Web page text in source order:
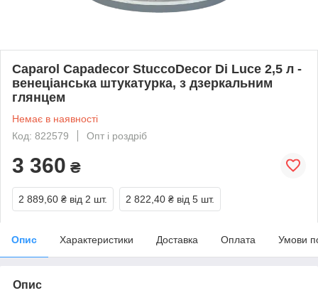
Caparol Capadecor StuccoDecor Di Luce 2,5 л -
венеціанська штукатурка, з дзеркальним
глянцем
Немає в наявності
Код: 822579
Опт і роздріб
3 360 ₴
2 889,60 ₴ від 2 шт. 2 822,40 ₴ від 5 шт.
Опис Характеристики Доставка Оплата Умови
Опис